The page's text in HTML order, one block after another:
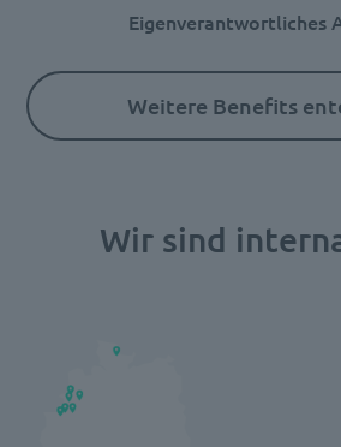
Eigenverantwortliches
Weitere Benefits
Wir sind